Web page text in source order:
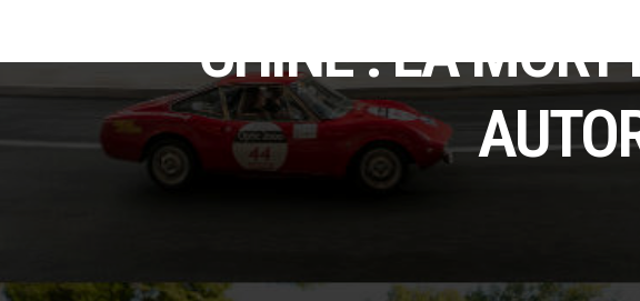
CHINE : LA MORT